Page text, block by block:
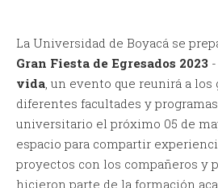
La Universidad de Boyacá se
Gran Fiesta de Egresados 2023 -
vida , un evento que reunirá a los
diferentes facultades y
universitario el próximo 05 de
espacio para compartir
proyectos con los compañeros y
hicieron parte de la formación